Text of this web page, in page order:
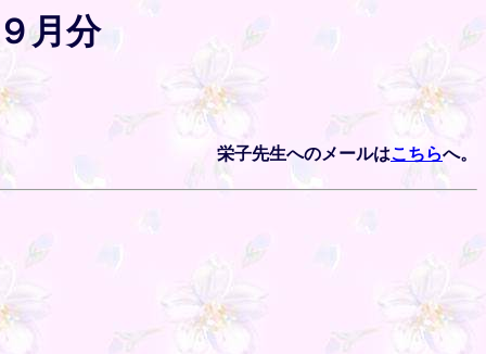
月分
栄子先生へのメールはこちらへ。